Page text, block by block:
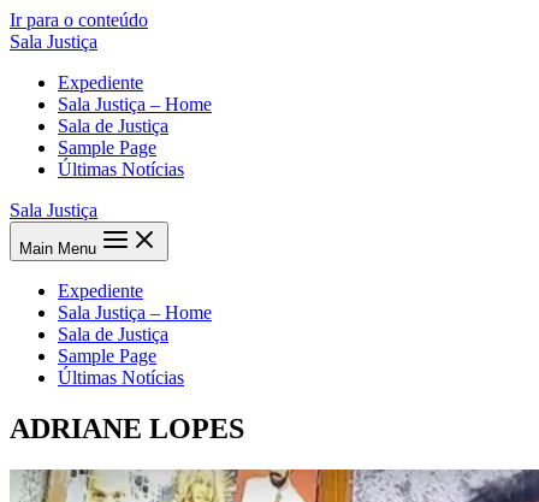
Ir para o conteúdo
Sala Justiça
Expediente
Sala Justiça – Home
Sala de Justiça
Sample Page
Últimas Notícias
Sala Justiça
Main Menu
Expediente
Sala Justiça – Home
Sala de Justiça
Sample Page
Últimas Notícias
ADRIANE LOPES